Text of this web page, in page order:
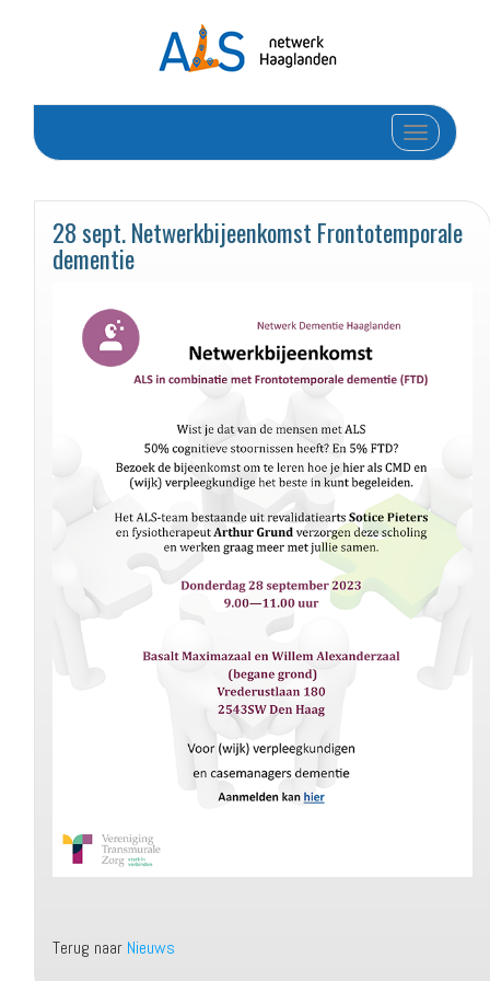
Toggle
28 sept. Netwerkbijeenkomst Frontotemporale
dementie
Terug naar Nieuws